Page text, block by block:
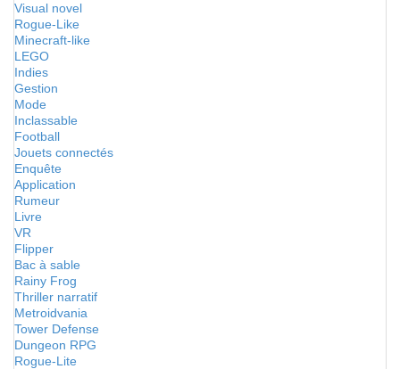
Visual novel
Rogue-Like
Minecraft-like
LEGO
Indies
Gestion
Mode
Inclassable
Football
Jouets connectés
Enquête
Application
Rumeur
Livre
VR
Flipper
Bac à sable
Rainy Frog
Thriller narratif
Metroidvania
Tower Defense
Dungeon RPG
Rogue-Lite